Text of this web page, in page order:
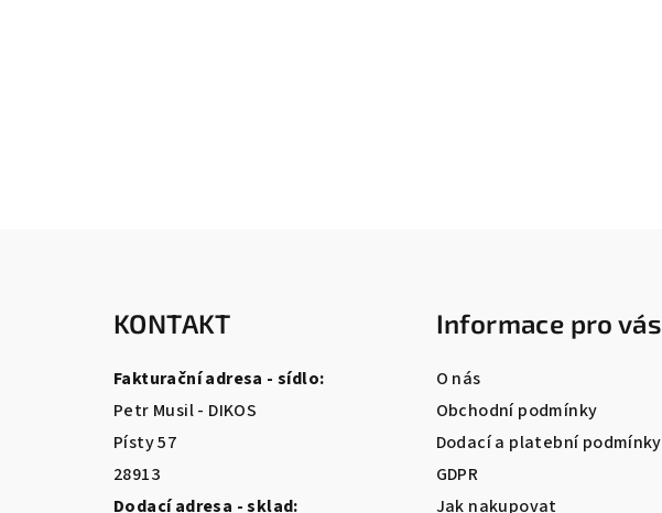
KONTAKT
Fakturační adresa - sídlo:
Petr Musil - DIKOS
Písty 57
28913
Dodací adresa - sklad:
Informace pro vás
O nás
Obchodní podmínky
Dodací a platební podmínky
GDPR
Jak nakupovat